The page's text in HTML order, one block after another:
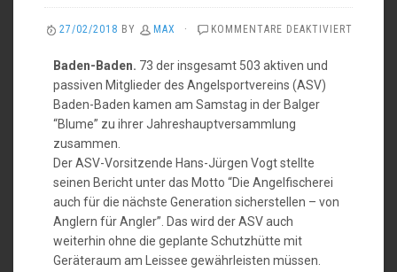
27/02/2018 BY MAX · KOMMENTARE DEAKTIVIERT
Baden-Baden. 73 der insgesamt 503 aktiven und
passiven Mitglieder des Angelsportvereins (ASV)
Baden-Baden kamen am Samstag in der Balger
“Blume” zu ihrer Jahreshauptversammlung
zusammen.
Der ASV-Vorsitzende Hans-Jürgen Vogt stellte
seinen Bericht unter das Motto “Die Angelfischerei
auch für die nächste Generation sicherstellen – von
Anglern für Angler”. Das wird der ASV auch
weiterhin ohne die geplante Schutzhütte mit
Geräteraum am Leissee gewährleisten müssen.